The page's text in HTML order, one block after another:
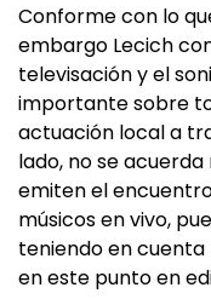
Conforme con lo
embargo Lecich
televisación y el
importante sobre
actuación local a
lado, no se
emiten el
músicos en vivo,
teniendo en cuenta
en este punto en